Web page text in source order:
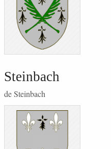
Steinbach
de Steinbach